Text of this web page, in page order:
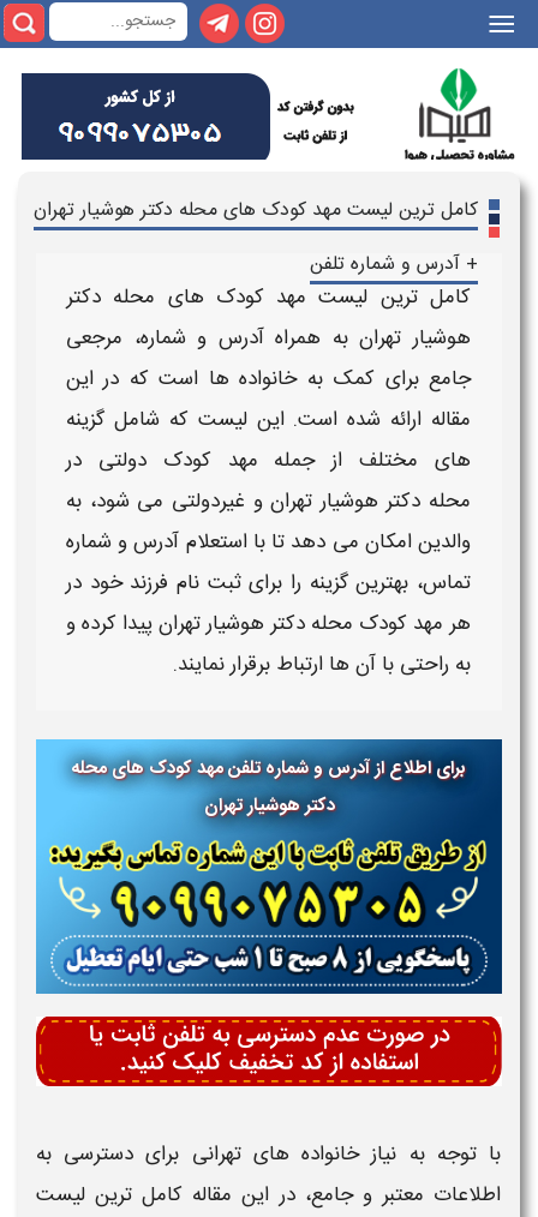
|||
کامل ترین لیست مهد کودک های محله دکتر هوشیار تهران
+ آدرس و شماره تلفن
کامل ترین لیست مهد کودک های محله دکتر
هوشیار تهران به همراه آدرس و شماره، مرجعی
جامع برای کمک به خانواده ها است که در این
مقاله ارائه شده است. این لیست که شامل گزینه
های مختلف از جمله مهد کودک دولتی در
محله دکتر هوشیار تهرانو غیردولتی می شود، به
والدین امکان می دهد تا با استعلام آدرس و شماره
تماس، بهترین گزینه را برای ثبت نام فرزند خود در
هر مهد کودک محله دکتر هوشیار تهرانپیدا کرده و
به راحتی با آن ها ارتباط برقرار نمایند.
برای اطلاع از آدرس و شماره تلفن مهد کودک های محله
دکتر هوشیار تهران
با توجه به نیاز خانواده هایتهرانی برای دسترسی به
اطلاعات معتبر و جامع، در این مقاله کامل ترین لیست